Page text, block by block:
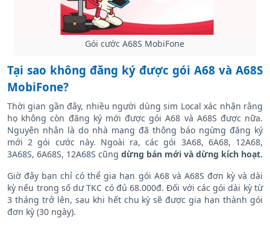
Gói cước A68S MobiFone
Tại sao không đăng ký được gói A68 và A68S
MobiFone?
Thời gian gần đây, nhiều người dùng sim Local xác nhận rằng
họ không còn đăng ký mới được gói A68 và A68S được nữa.
Nguyên nhân là do nhà mạng đã thông báo ngừng đăng ký
mới 2 gói cước này. Ngoài ra, các gói 3A68, 6A68, 12A68,
3A68S, 6A68S, 12A68S cũng dừng bán mới và dừng kích hoạt.
Giờ đây bạn chỉ có thể gia hạn gói A68 và A68S đơn kỳ và dài
kỳ nếu trong số dư TKC có đủ 68.000đ. Đối với các gói dài kỳ từ
3 tháng trở lên, sau khi hết chu kỳ sẽ được gia hạn thành gói
đơn kỳ (30 ngày).